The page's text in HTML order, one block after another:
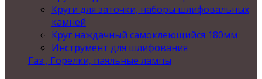
Круги для заточки, наборы шлифовальных
камней
Круг наждачный самоклеющийся 180мм
Инструмент для шлифования
Газ , Горелки, паяльные лампы